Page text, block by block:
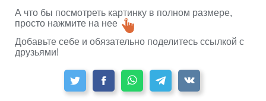
А что бы посмотреть картинку в полном размере,
просто нажмите на нее
Добавьте себе и обязательно поделитесь ссылкой с
друзьями!